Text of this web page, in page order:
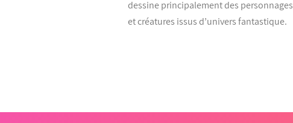
dessine principalement des personnages
et créatures issus d’univers fantastique.